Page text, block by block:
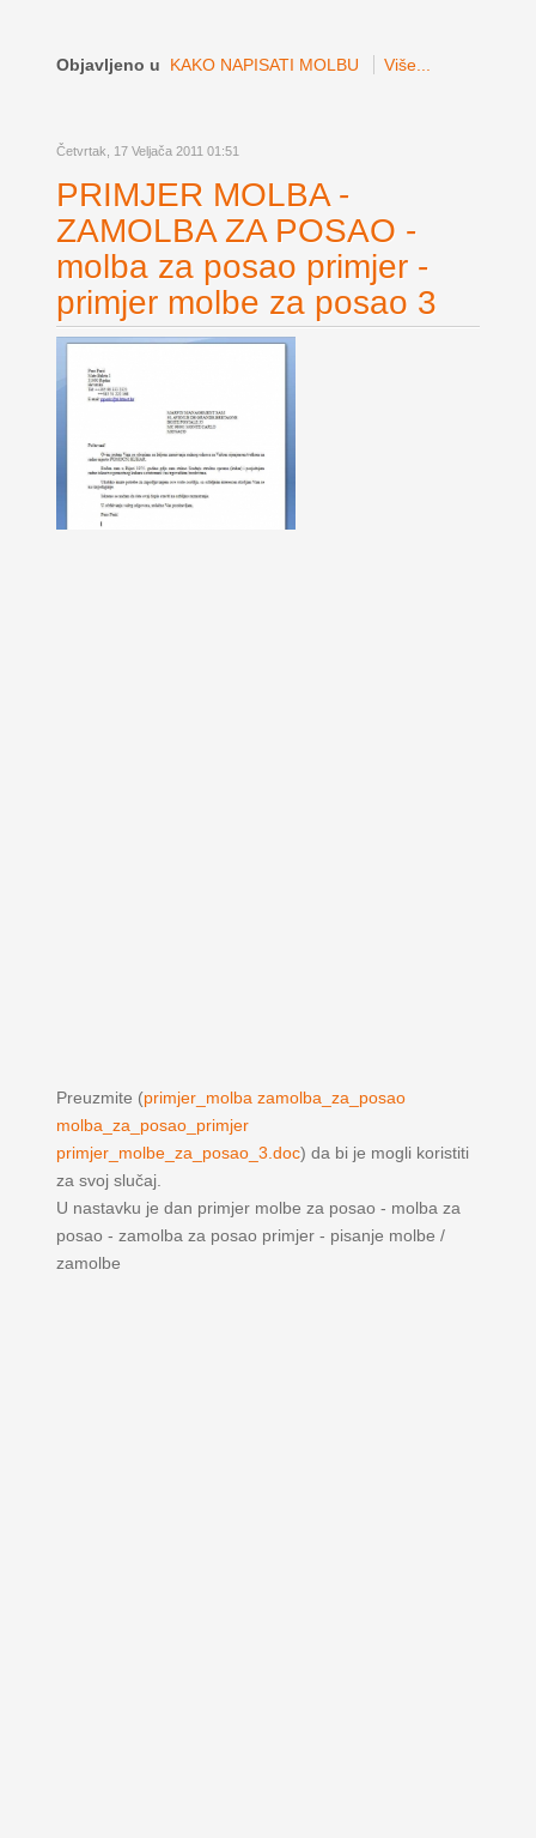
Objavljeno u KAKO NAPISATI MOLBU Više...
Četvrtak, 17 Veljača 2011 01:51
PRIMJER MOLBA -
ZAMOLBA ZA POSAO -
molba za posao primjer -
primjer molbe za posao 3
Preuzmite (primjer_molba zamolba_za_posao
molba_za_posao_primjer
primjer_molbe_za_posao_3.doc) da bi je mogli koristiti
za svoj slučaj.
U nastavku je dan primjer molbe za posao - molba za
posao - zamolba za posao primjer - pisanje molbe /
zamolbe